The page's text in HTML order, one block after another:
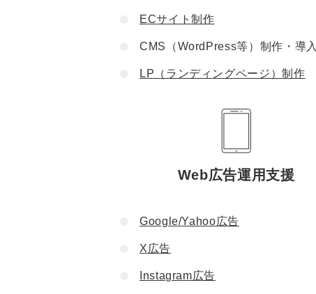
ECサイト制作
CMS（WordPress等）制作・導入
LP（ランディングページ）制作
Web広告運用支援
Google/Yahoo広告
X広告
Instagram広告